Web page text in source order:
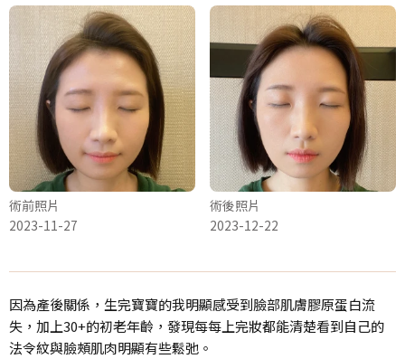
術前照片
2023-11-27
術後照片
2023-12-22
因為產後關係，生完寶寶的我明顯感受到臉部肌膚膠原蛋白流
失，加上30+的初老年齡，發現每每上完妝都能清楚看到自己的
法令紋與臉頰肌肉明顯有些鬆弛。